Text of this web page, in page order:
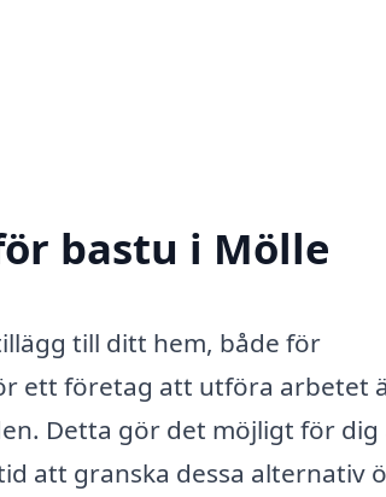
bastu i Mölle
till ditt hem, både för
ett företag att utföra arbetet
Detta gör det möjligt för
att granska dessa alternativ